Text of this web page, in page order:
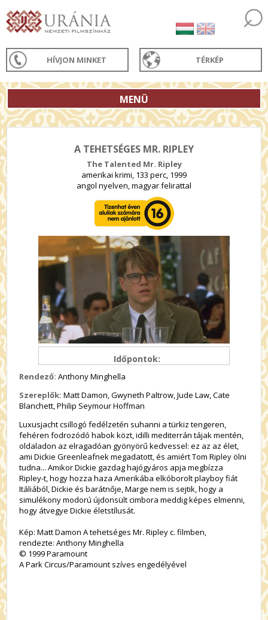
HÍVJON MINKET TÉRKÉP
MENÜ
A TEHETSÉGES MR. RIPLEY
The Talented Mr. Ripley
amerikai krimi, 133 perc, 1999
angol nyelven, magyar felirattal
Időpontok:
Rendező: Anthony Minghella
Szereplők: Matt Damon, Gwyneth Paltrow, Jude Law, Cate
Blanchett, Philip Seymour Hoffman
Luxusjacht csillogó fedélzetén suhanni a türkiz tengeren,
fehéren fodrozódó habok közt, idilli mediterrán tájak mentén,
oldaladon az elragadóan gyönyörű kedvessel: ez az az élet,
ami Dickie Greenleafnek megadatott, és amiért Tom Ripley ölni
tudna... Amikor Dickie gazdag hajógyáros apja megbízza
Ripley-t, hogy hozza haza Amerikába elkóborolt playboy fiát
Itáliából, Dickie és barátnője, Marge nem is sejtik, hogy a
simulékony modorú újdonsült cimbora meddig képes elmenni,
hogy átvegye Dickie életstílusát.
Kép: Matt Damon A tehetséges Mr. Ripley c. filmben,
rendezte: Anthony Minghella
© 1999 Paramount
A Park Circus/Paramount szíves engedélyével